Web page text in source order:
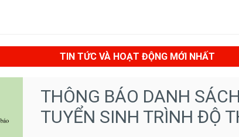
TIN TỨC VÀ HOẠT ĐỘNG MỚI NHẤT
THÔNG BÁO DANH
TUYỂN SINH TRÌNH ĐỘ